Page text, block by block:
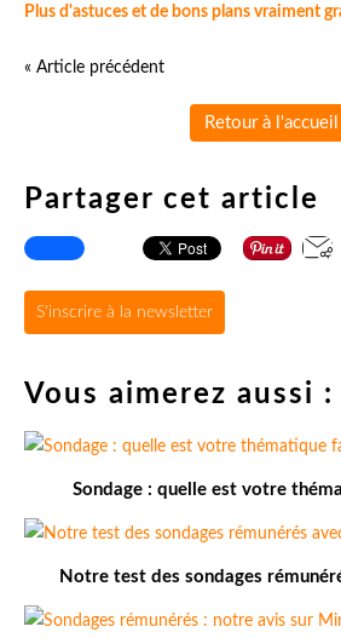
Plus d'astuces et de bons plans vraiment
« Article précédent
Retour à l'accueil
Partager cet article
S'inscrire à la newsletter
Vous aimerez aussi :
Sondage : quelle est votre
Notre test des sondages